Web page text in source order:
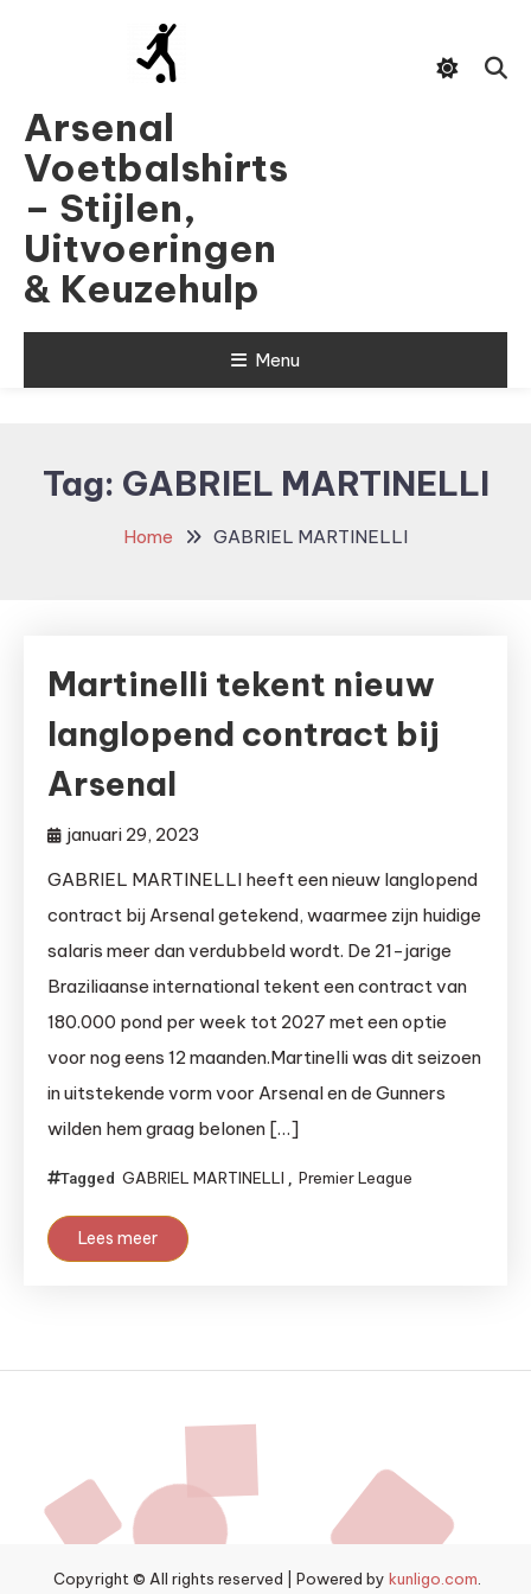
Arsenal
Voetbalshirts
– Stijlen,
Uitvoeringen
& Keuzehulp
Menu
Tag: GABRIEL MARTINELLI
Home GABRIEL MARTINELLI
Martinelli tekent nieuw
langlopend contract bij
Arsenal
januari 29, 2023
GABRIEL MARTINELLI heeft een nieuw langlopend
contract bij Arsenal getekend, waarmee zijn huidige
salaris meer dan verdubbeld wordt. De 21-jarige
Braziliaanse international tekent een contract van
180.000 pond per week tot 2027 met een optie
voor nog eens 12 maanden.Martinelli was dit seizoen
in uitstekende vorm voor Arsenal en de Gunners
wilden hem graag belonen […]
Tagged GABRIEL MARTINELLI , Premier League
Lees meer
Copyright © All rights reserved Powered by kunligo.com